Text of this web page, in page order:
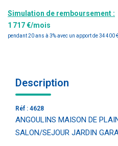
NOTRE
Simulation de remboursement :
1 717 €/mois
pendant 20 ans à 3% avec un apport de 34 400 €
Description
Réf : 4628
ANGOULINS MAISON DE
SALON/SEJOUR JARDIN